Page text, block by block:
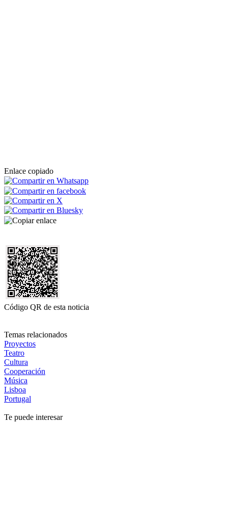
Enlace copiado
Código QR de esta noticia
Temas relacionados
Proyectos
Teatro
Cultura
Cooperación
Música
Lisboa
Portugal
Te puede interesar